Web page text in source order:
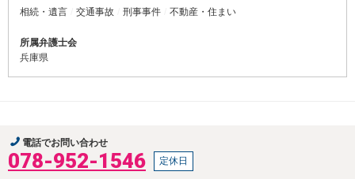
相続・遺言
交通事故 刑事事件 不動産・住まい
所属弁護士会
兵庫県
電話でお問い合わせ
078-952-1546 定休日